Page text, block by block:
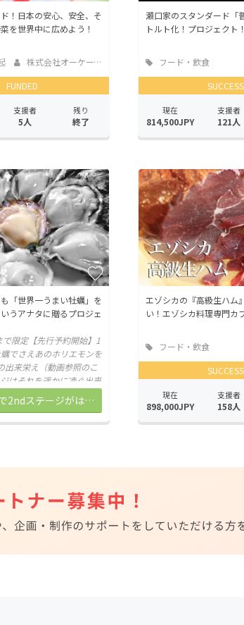
！日本の安心、安全、そ
を世界中に広めよう！
株式会社オーケープ...
FUNDED
支援者
5人
残り
終了
瀬口家のスタンダード「
トルト化！プロジェクト
フード・飲食
店
SUCCESS
現在
814,500JPY
支援者
121人
も「世界一うまい牡蠣」を
うアナタに贈るプロジェ
で限定【先行予約開始】1
でさえあのホリエモンを
出来栄え（動画参照のこ
はそれを遥かに凌ぐ出来
まで日本の市場に出回っ
世界初となるさらなるバ
（品種）も登場する。
おかけさまで2ndステージがはじまりました。詳しくはこちら！
エゾシカの『高級生ハム
い！エゾシカ料理専門カ
フード・飲食
店
SUCCESS
現在
898,000JPY
支援者
158人